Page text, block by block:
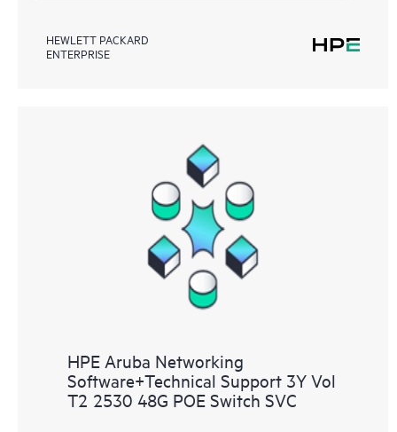
HEWLETT PACKARD
ENTERPRISE
HPE Aruba Networking
Software+Technical Support 3Y Vol
T2 2530 48G POE Switch SVC